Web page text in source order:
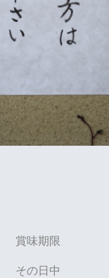
賞味期限
その日中